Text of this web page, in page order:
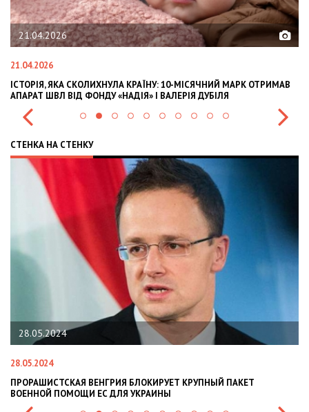
21.04.2026
21.04.2026
ІСТОРІЯ, ЯКА СКОЛИХНУЛА КРАЇНУ: 10-МІСЯЧНИЙ МАРК ОТРИМАВ
АПАРАТ ШВЛ ВІД ФОНДУ «НАДІЯ» І ВАЛЕРІЯ ДУБІЛЯ
СТЕНКА НА СТЕНКУ
28.05.2024
28.05.2024
ПРОРАШИСТСКАЯ ВЕНГРИЯ БЛОКИРУЕТ КРУПНЫЙ ПАКЕТ
ВОЕННОЙ ПОМОЩИ ЕС ДЛЯ УКРАИНЫ